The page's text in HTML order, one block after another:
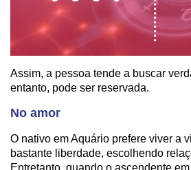
Assim, a pessoa tende a buscar
entanto, pode ser reservada.
No amor
O nativo em Aquário prefere viver a
bastante liberdade, escolhendo
Entretanto, quando o ascendente